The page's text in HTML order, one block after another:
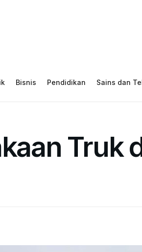
Bisnis Pendidikan Sains dan
Truk